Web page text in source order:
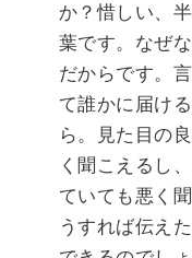
か？惜しい、
葉です。なぜ
だからです。
て誰かに届け
ら。見た目の
く聞こえるし
ていても悪く
うすれば伝え